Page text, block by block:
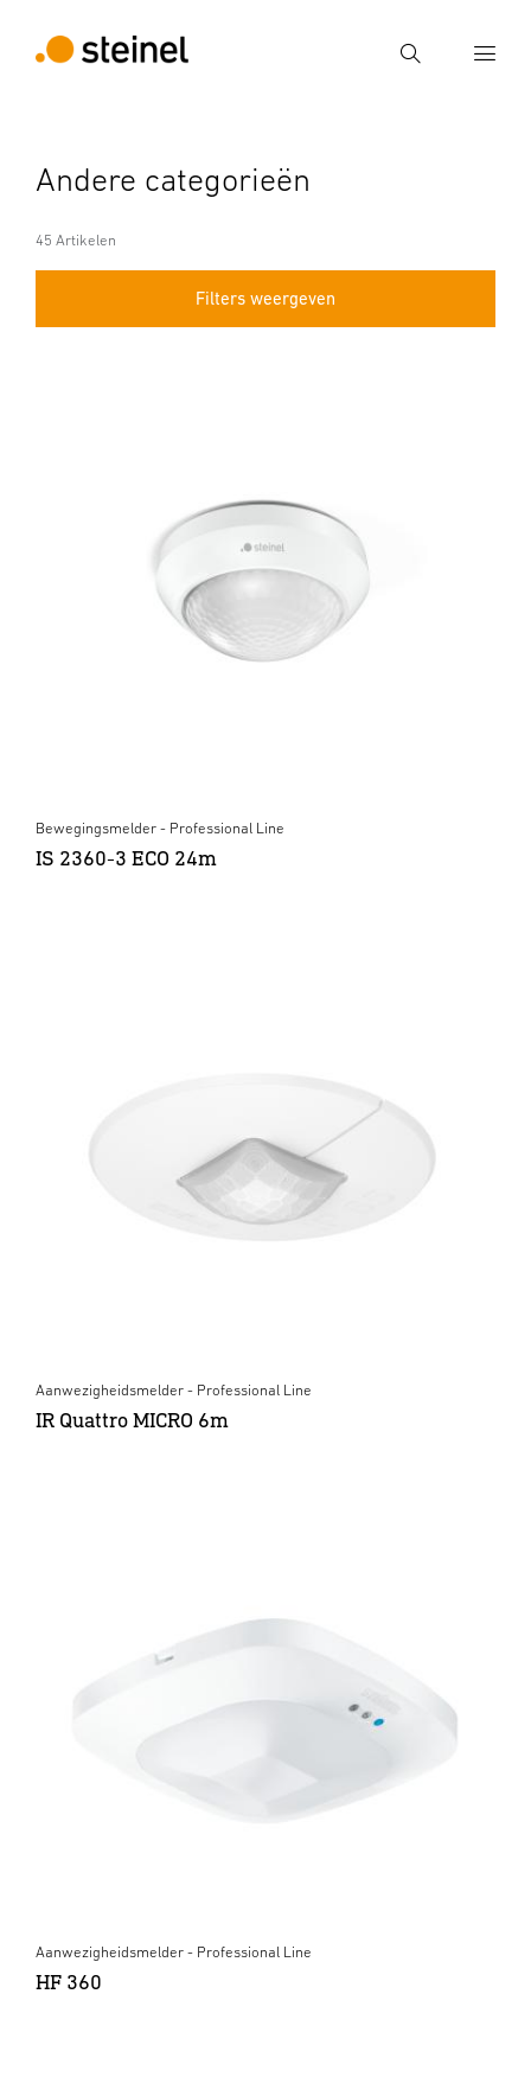
Zoek
Zoek
Andere categorieën
45 Artikelen
Filters weergeven
Bewegingsmelder - Professional Line
IS 2360-3 ECO 24m
Aanwezigheidsmelder - Professional Line
IR Quattro MICRO 6m
Aanwezigheidsmelder - Professional Line
HF 360